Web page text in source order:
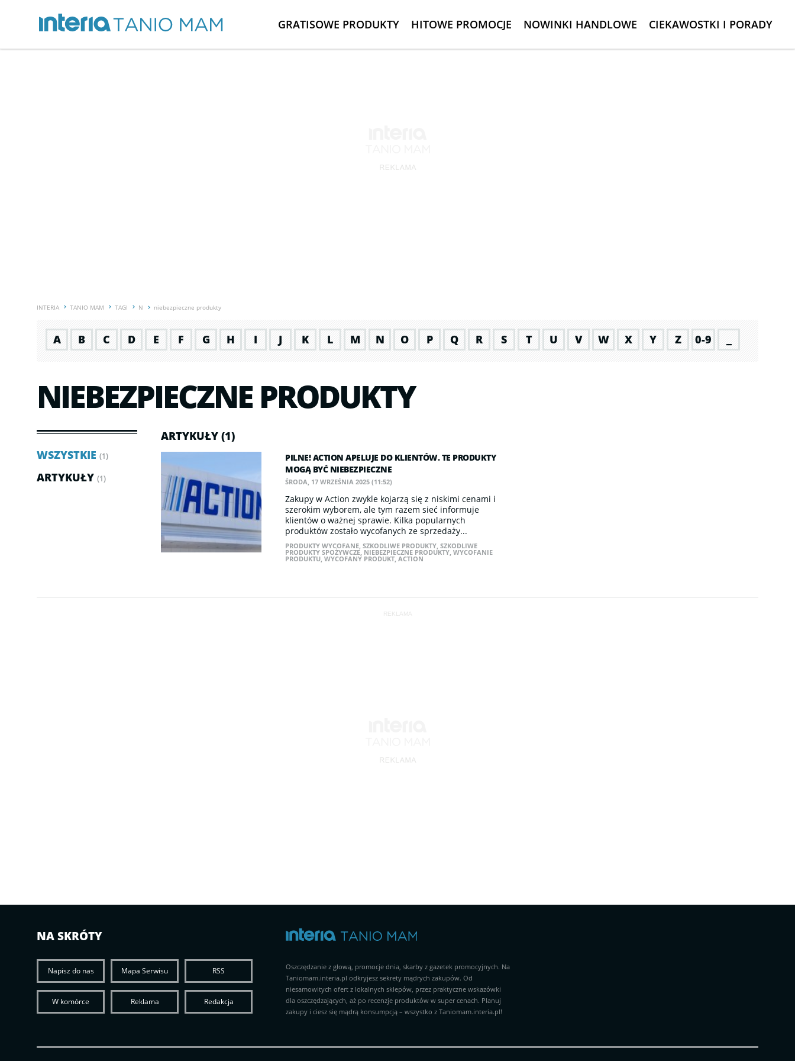
GRATISOWE PRODUKTY HITOWE PROMOCJE NOWINKI HANDLOWE CIEKAWOSTKI I PORADY
INTERIA TANIO MAM TAGI N niebezpieczne produkty
A B C D E F G H I J K L M N O P Q R S T U V W X Y Z 0-9
NIEBEZPIECZNE PRODUKTY
WSZYSTKIE (1)
ARTYKUŁY (1)
ARTYKUŁY (1)
PILNE! ACTION APELUJE DO KLIENTÓW. TE PRODUKTY
MOGĄ BYĆ NIEBEZPIECZNE
ŚRODA, 17 WRZEŚNIA 2025 (11:52)
Zakupy w Action zwykle kojarzą się z niskimi cenami i
szerokim wyborem, ale tym razem sieć informuje
klientów o ważnej sprawie. Kilka popularnych
produktów zostało wycofanych ze sprzedaży...
PRODUKTY WYCOFANE, SZKODLIWE PRODUKTY, SZKODLIWE
PRODUKTY SPOŻYWCZE, NIEBEZPIECZNE PRODUKTY, WYCOFANIE
PRODUKTU, WYCOFANY PRODUKT, ACTION
REKLAMA
NA SKRÓTY
Napisz do nas Mapa Serwisu RSS
W komórce Reklama Redakcja
Oszczędzanie z głową, promocje dnia, skarby z gazetek promocyjnych. Na
Taniomam.interia.pl odkryjesz sekrety mądrych zakupów. Od
niesamowitych ofert z lokalnych sklepów, przez praktyczne wskazówki
dla oszczędzających, aż po recenzje produktów w super cenach. Planuj
zakupy i ciesz się mądrą konsumpcją – wszystko z Taniomam.interia.pl!